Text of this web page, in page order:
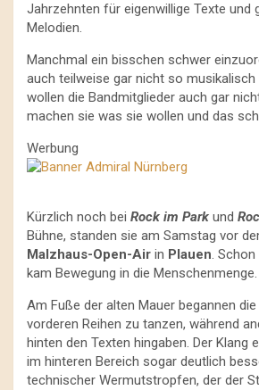
Jahrzehnten für eigenwillige Texte und
Melodien.
Manchmal ein bisschen schwer
auch teilweise gar nicht so musikalisch
wollen die Bandmitglieder auch gar
machen sie was sie wollen und das
Werbung
Kürzlich noch bei Rock im Park und
Bühne, standen sie am Samstag vor
Malzhaus-Open-Air in Plauen.
kam Bewegung in die Menschenmenge.
Am Fuße der alten Mauer begannen
vorderen Reihen zu tanzen, während
hinten den Texten hingaben. Der Klang
im hinteren Bereich sogar deutlich
technischer Wermutstropfen, der der